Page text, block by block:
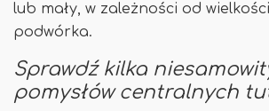
lub mały, w zależności od
podwórka.
Sprawdź kilka
pomysłów centralnych